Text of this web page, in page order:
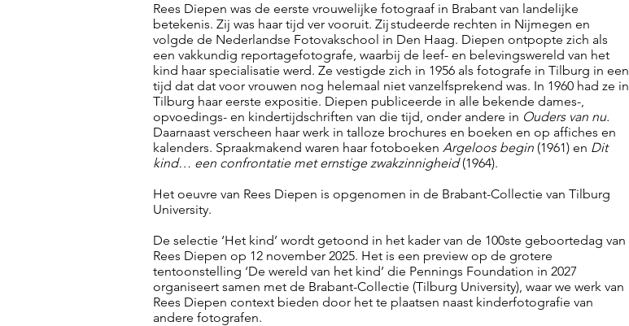
Rees Diepen was de eerste vrouwelijke fotograaf in Brabant van landelijke
betekenis. Zij was haar tijd ver vooruit. Zij studeerde rechten in Nijmegen en
volgde de Nederlandse Fotovakschool in Den Haag. Diepen ontpopte zich als
een vakkundig reportagefotografe, waarbij de leef- en belevingswereld van het
kind haar specialisatie werd. Ze vestigde zich in 1956 als fotografe in Tilburg in een
tijd dat dat voor vrouwen nog helemaal niet vanzelfsprekend was. In 1960 had ze in
Tilburg haar eerste expositie. Diepen publiceerde in alle bekende dames-,
opvoedings- en kindertijdschriften van die tijd, onder andere in Ouders van nu.
Daarnaast verscheen haar werk in talloze brochures en boeken en op affiches en
kalenders. Spraakmakend waren haar fotoboeken Argeloos begin (1961) en Dit
kind… een confrontatie met ernstige zwakzinnigheid(1964).
Het oeuvre van Rees Diepen is opgenomen in de Brabant-Collectie van Tilburg
University.
De selectie ‘Het kind’ wordt getoond in het kader van de 100ste geboortedag van
Rees Diepen op 12 november 2025. Het is een preview op de grotere
tentoonstelling ‘De wereld van het kind’ die Pennings Foundation in 2027
organiseert samen met de Brabant-Collectie (Tilburg University), waar we werk van
Rees Diepen context bieden door het te plaatsen naast kinderfotografie van
andere fotografen.